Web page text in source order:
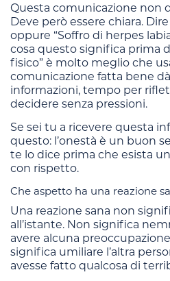
Questa comunicazione non
Deve però essere chiara.
oppure “Soffro di herpes
cosa questo significa prima
fisico” è molto meglio che
comunicazione fatta bene dà
informazioni, tempo per
decidere senza pressioni.
Se sei tu a ricevere questa
questo: l’onestà è un buon
te lo dice prima che esista
con rispetto.
Che aspetto ha una reazione
Una reazione sana non
all’istante. Non significa
avere alcuna
significa umiliare l’altra
avesse fatto qualcosa di